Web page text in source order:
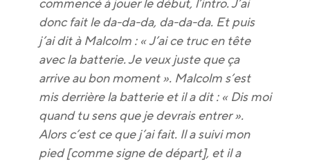
donc fait le da-da-da, da-da-da. Et puis
j’ai dit à Malcolm : « J’ai ce truc en tête
avec la batterie. Je veux juste que ça
arrive au bon moment ». Malcolm s’est
mis derrière la batterie et il a dit : « Dis moi
quand tu sens que je devrais entrer ».
Alors c’est ce que j’ai fait. Il a suivi mon
pied [comme signe de départ], et il a